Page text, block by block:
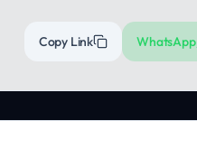
WhatsApp
Copy Link